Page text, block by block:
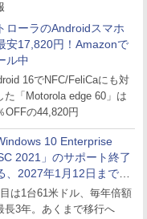
ローラのAndroidスマホ
安17,820円！Amazonで
ル中
16でNFC/FeliCaにも対
た「Motorola edge 60」は
OFFの44,820円
10 Enterprise
2021」のサポート終了
、2027年1月12日まで
は9月1日から販売
は1台61米ドル、毎年倍額
長3年。あくまで移行へ